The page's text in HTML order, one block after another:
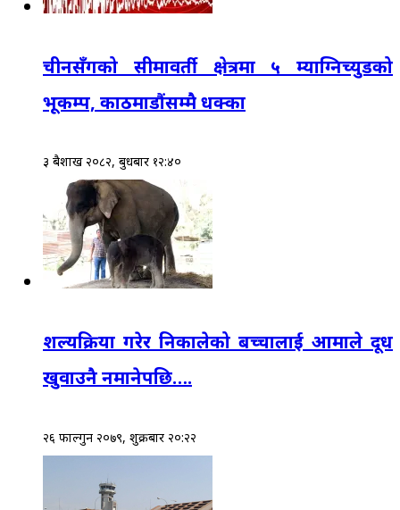
चीनसँगको सीमावर्ती क्षेत्रमा ५ म्याग्निच्युडको
भूकम्प, काठमाडौंसम्मै धक्का
३ बैशाख २०८२, बुधबार १२:४०
शल्यक्रिया गरेर निकालेको बच्चालाई आमाले दूध
खुवाउनै नमानेपछि….
२६ फाल्गुन २०७९, शुक्रबार २०:२२